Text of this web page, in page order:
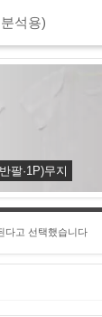
석용)
팔·1P)무지
다고 선택했습니다